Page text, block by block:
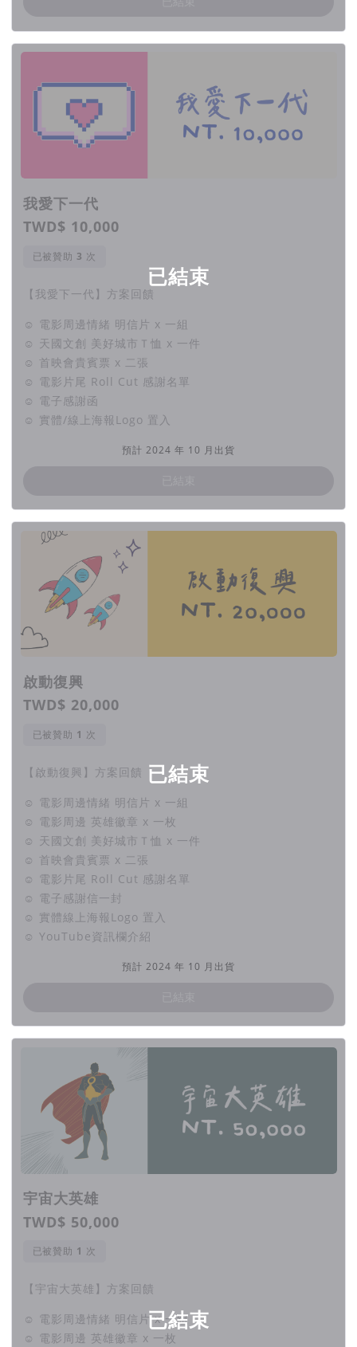
已結束
我愛下一代
TWD$ 10,000
已被贊助 次
【我愛下一代】方案回饋
☺ 電影周邊情緒 明信片 x 一組
☺ 天國文創 美好城市Ｔ恤 x 一件
☺ 首映會貴賓票 x 二張
☺ 電影片尾 Roll Cut 感謝名單
☺ 電子感謝函
☺ 實體/線上海報Logo 置入
預計 2024 年 10 月出貨
已結束
啟動復興
TWD$ 20,000
已被贊助 次
【啟動復興】方案回饋
☺ 電影周邊情緒 明信片 x 一組
☺ 電影周邊 英雄徽章 x 一枚
☺ 天國文創 美好城市Ｔ恤 x 一件
☺ 首映會貴賓票 x 二張
☺ 電影片尾 Roll Cut 感謝名單
☺ 電子感謝信一封
☺ 實體線上海報Logo 置入
☺ YouTube資訊欄介紹
預計 2024 年 10 月出貨
已結束
宇宙大英雄
TWD$ 50,000
已被贊助 次
【宇宙大英雄】方案回饋
☺ 電影周邊情緒 明信片 x 一組
☺ 電影周邊 英雄徽章 x 一枚